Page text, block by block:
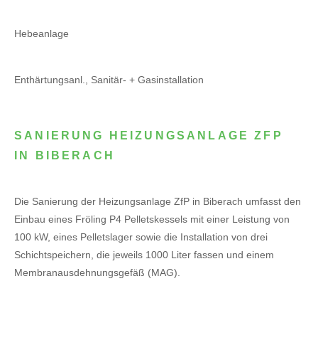
Hebeanlage
Enthärtungsanl., Sanitär- + Gasinstallation
SANIERUNG HEIZUNGSANLAGE ZFP
IN BIBERACH
Die Sanierung der Heizungsanlage ZfP in Biberach umfasst den
Einbau eines Fröling P4 Pelletskessels mit einer Leistung von
100 kW, eines Pelletslager sowie die Installation von drei
Schichtspeichern, die jeweils 1000 Liter fassen und einem
Membranausdehnungsgefäß (MAG).